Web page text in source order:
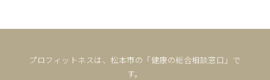
プロフィットネスは、松本市の「健康の総合相談窓口」で
す。